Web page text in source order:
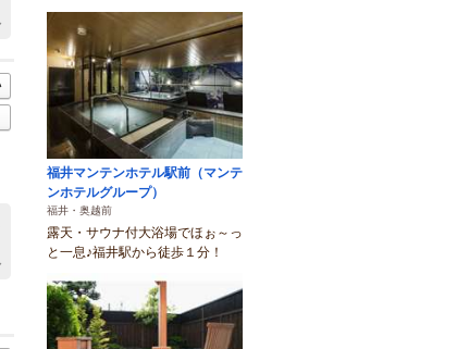
福井マンテンホテル駅前（マンテ
ンホテルグループ）
福井・奥越前
露天・サウナ付大浴場でほぉ～っ
と一息♪福井駅から徒歩１分！